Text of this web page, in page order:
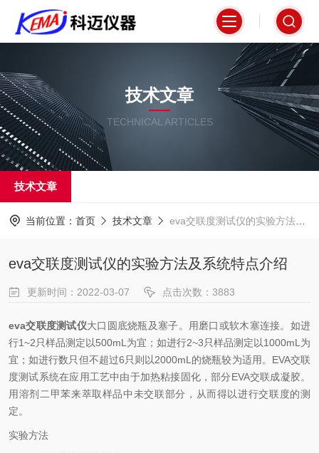
技术文章
TECHNICAL ARTICLES
技术文章
当前位置： 首页 技术文章 eva交联度测试仪的实验方法及系统特点介绍
eva交联度测试仪的实验方法及系统特点介绍
更新时间：2022-03-07 点击次数：3883
eva交联度测试仪大口圆底烧瓶及塞子。用磨口或软木塞连接。如进
行1~2只样品测定以500mL为宜；如进行2~3只样品测定以1000mL为
宜；如进行数只但不超过6只则以2000mL的烧瓶较为适用。EVA交联
度测试系统在应用工艺中由于加热粘接固化，部分EVA交联成凝胶。
用溶剂二甲苯来萃取样品中未交联部分，从而得以进行交联度的测
定。
实验方法